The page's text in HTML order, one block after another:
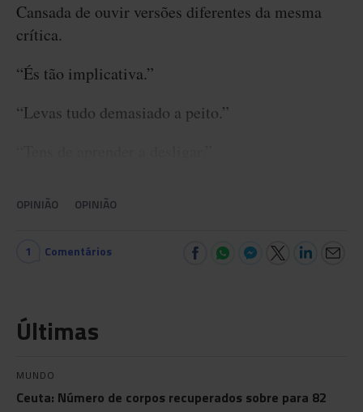
Cansada de ouvir versões diferentes da mesma
crítica.
“És tão implicativa.”
“Levas tudo demasiado a peito.”
OPINIÃO OPINIÃO
1 Comentários
Últimas
MUNDO
Ceuta: Número de corpos recuperados sobre para 82